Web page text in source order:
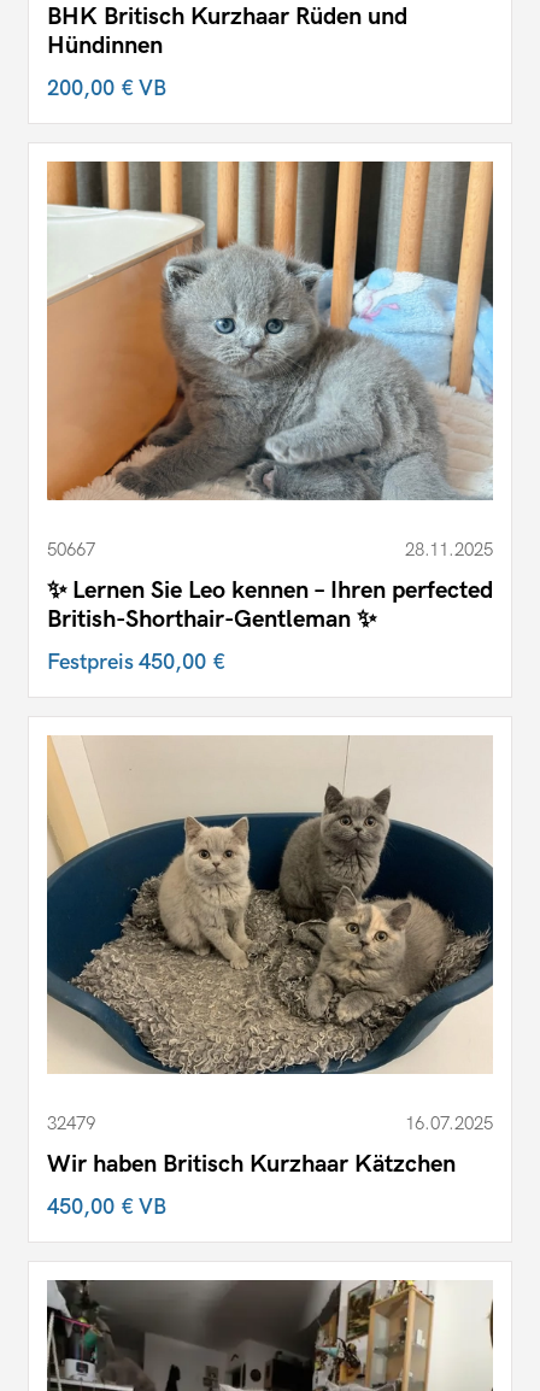
BHK Britisch Kurzhaar Rüden und
Hündinnen
200,00 €VB
50667 28.11.2025
✨ Lernen Sie Leo kennen – Ihren perfected
British-Shorthair-Gentleman ✨
Festpreis450,00 €
32479 16.07.2025
Wir haben Britisch Kurzhaar Kätzchen
450,00 €VB